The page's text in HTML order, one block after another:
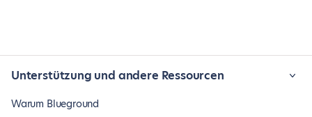
Unterstützung und andere Ressourcen
Warum Blueground